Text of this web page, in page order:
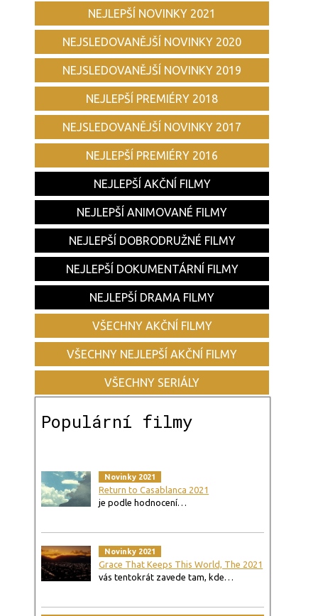
NEJLEPŠÍ NOVINKY 2021
NEJSLEDOVANĚJŠÍ NOVINKY 2020
NEJSLEDOVANĚJŠÍ NOVINKY 2019
NEJLEPŠÍ PREMIÉRY 2018
NEJSLEDOVANĚJŠÍ NOVINKY 2017
NEJLEPŠÍ PREMIÉRY 2016
NEJLEPŠÍ AKČNÍ FILMY
NEJLEPŠÍ ANIMOVANÉ FILMY
NEJLEPŠÍ DOBRODRUŽNÉ FILMY
NEJLEPŠÍ DOKUMENTÁRNÍ FILMY
NEJLEPŠÍ DRAMA FILMY
VŠECHNY AKČNÍ FILMY
VŠECHNY NEJLEPŠÍ AKČNÍ FILMY
VŠECHNY SERIÁLY
Populární filmy
Novinky 2021
Return to Casablanca 2021
je podle hodnocení…
Novinky 2021
Grace That Keeps This World, The 2021
vás tentokrát zavede tam, kde…